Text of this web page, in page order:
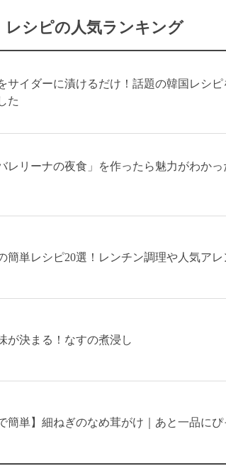
レシピの人気ランキング
サイダーに漬けるだけ！話題の韓国レシ
た
レリーナの夜食」を作ったら魅力がわかっ
簡単レシピ20選！レンチン調理や人気ア
が決まる！なすの煮浸し
簡単】細ねぎのなめ茸がけ｜あと一品に